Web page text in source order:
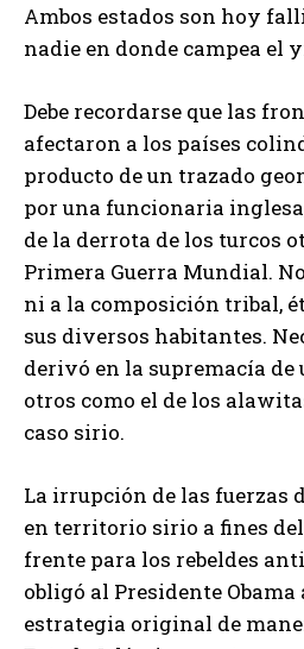
Ambos estados son hoy
nadie en donde campea el
Debe recordarse que las
afectaron a los países
producto de un trazado
por una funcionaria
de la derrota de los turcos
Primera Guerra Mundial.
ni a la composición tribal,
sus diversos habitantes.
derivó en la supremacía de
otros como el de los
caso sirio.
La irrupción de las fuerzas
en territorio sirio a fines
frente para los rebeldes
obligó al Presidente
estrategia original de